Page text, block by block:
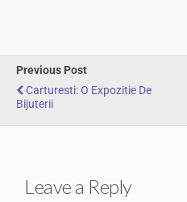
Previous Post
Carturesti: O Expozitie De
Bijuterii
Leave a Reply